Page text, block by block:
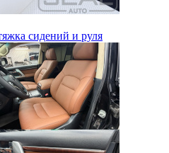
сидений и руля